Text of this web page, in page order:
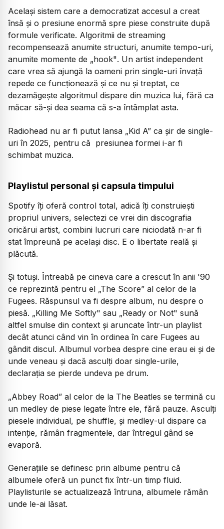
Același sistem care a democratizat accesul a creat
însă și o presiune enormă spre piese construite după
formule verificate. Algoritmii de streaming
recompensează anumite structuri, anumite tempo-uri,
anumite momente de „hook". Un artist independent
care vrea să ajungă la oameni prin single-uri învață
repede ce funcționează și ce nu și treptat, ce
dezamăgește algoritmul dispare din muzica lui, fără ca
măcar să-și dea seama că s-a întâmplat asta.
Radiohead nu ar fi putut lansa „Kid A” ca șir de single-
uri în 2025, pentru că presiunea formei i-ar fi
schimbat muzica.
Playlistul personal și capsula timpului
Spotify îți oferă control total, adică îți construiești
propriul univers, selectezi ce vrei din discografia
oricărui artist, combini lucruri care niciodată n-ar fi
stat împreună pe același disc. E o libertate reală și
plăcută.
Și totuși. Întreabă pe cineva care a crescut în anii '90
ce reprezintă pentru el „The Score” al celor de la
Fugees. Răspunsul va fi despre album, nu despre o
piesă. „Killing Me Softly" sau „Ready or Not" sună
altfel smulse din context și aruncate într-un playlist
decât atunci când vin în ordinea în care Fugees au
gândit discul. Albumul vorbea despre cine erau ei și de
unde veneau și dacă asculți doar single-urile,
declarația se pierde undeva pe drum.
„Abbey Road” al celor de la The Beatles se termină cu
un medley de piese legate între ele, fără pauze. Asculți
piesele individual, pe shuffle, și medley-ul dispare ca
intenție, rămân fragmentele, dar întregul gând se
evaporă.
Generațiile se definesc prin albume pentru că
albumele oferă un punct fix într-un timp fluid.
Playlisturile se actualizează întruna, albumele rămân
unde le-ai lăsat.